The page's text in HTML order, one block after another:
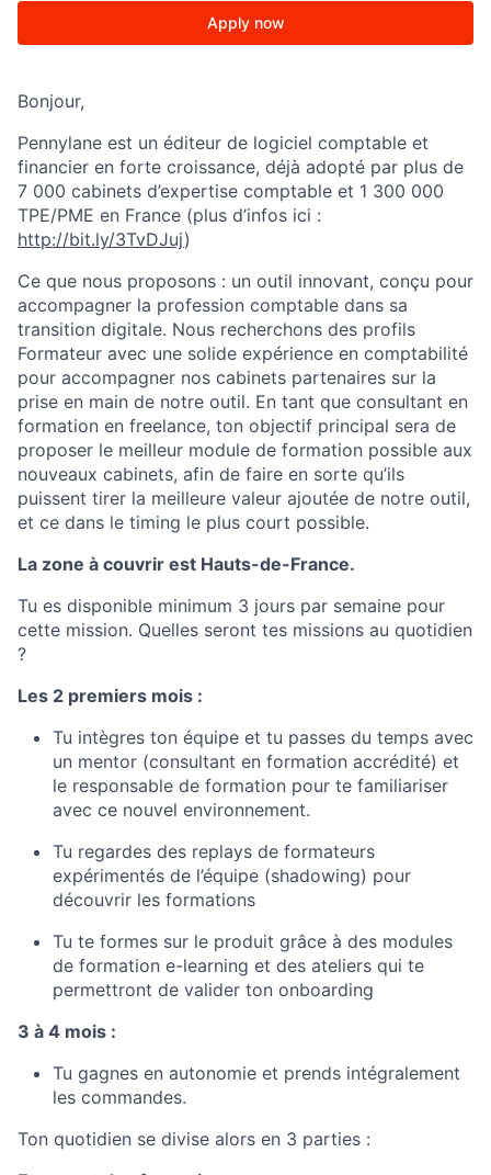
Apply now
Bonjour,
Pennylane est un éditeur de logiciel comptable et
financier en forte croissance, déjà adopté par plus de
7 000 cabinets d’expertise comptable et 1 300 000
TPE/PME en France (plus d’infos ici :
http://bit.ly/3TvDJuj)
Ce que nous proposons : un outil innovant, conçu pour
accompagner la profession comptable dans sa
transition digitale. Nous recherchons des profils
Formateur avec une solide expérience en comptabilité
pour accompagner nos cabinets partenaires sur la
prise en main de notre outil. En tant que consultant en
formation en freelance, ton objectif principal sera de
proposer le meilleur module de formation possible aux
nouveaux cabinets, afin de faire en sorte qu’ils
puissent tirer la meilleure valeur ajoutée de notre outil,
et ce dans le timing le plus court possible.
La zone à couvrir est Hauts-de-France.
Tu es disponible minimum 3 jours par semaine pour
cette mission. Quelles seront tes missions au quotidien
?
Les 2 premiers mois :
Tu intègres ton équipe et tu passes du temps avec
un mentor (consultant en formation accrédité) et
le responsable de formation pour te familiariser
avec ce nouvel environnement.
Tu regardes des replays de formateurs
expérimentés de l’équipe (shadowing) pour
découvrir les formations
Tu te formes sur le produit grâce à des modules
de formation e-learning et des ateliers qui te
permettront de valider ton onboarding
3 à 4 mois :
Tu gagnes en autonomie et prends intégralement
les commandes.
Ton quotidien se divise alors en 3 parties :